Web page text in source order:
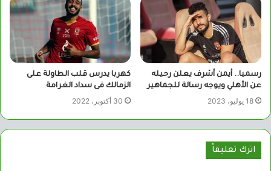
رسميا.. أيمن أشرف يعلن رحيله
عن الأهلي ويوجه رسالة للجماهير
18 يوليو، 2023
كهربا يدرس قلب الطاولة على
الزمالك فى سداد الغرامة
30 أكتوبر، 2022
اترك تعليقاً